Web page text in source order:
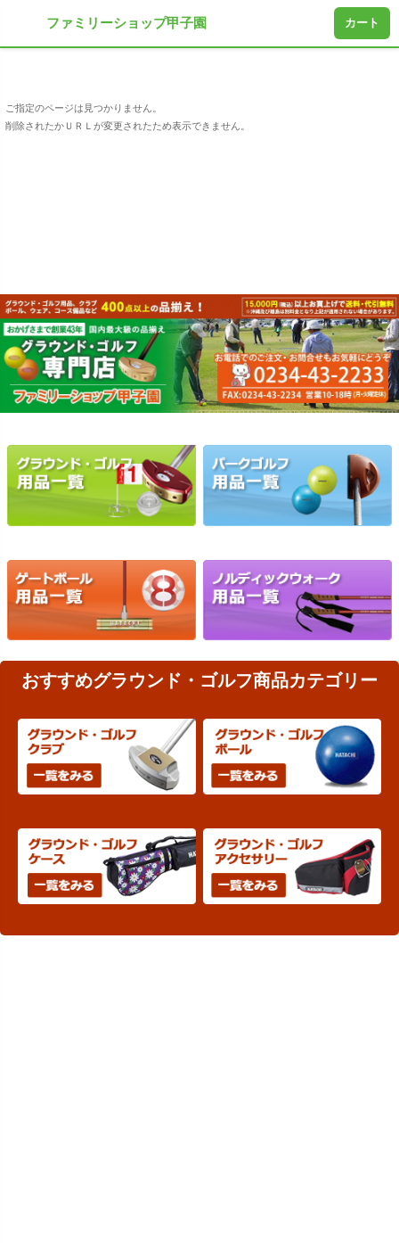
おすすめグラウンド・ゴルフ商品カテゴリー
ご指定のページは見つかりません。
削除されたかＵＲＬが変更されたため表示できません。
ファミリーショップ甲子園 カート